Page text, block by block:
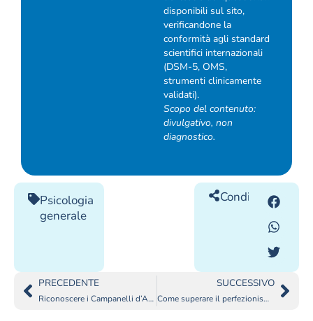
disponibili sul sito,
verificandone la
conformità agli standard
scientifici internazionali
(DSM-5, OMS,
strumenti clinicamente
validati).
Scopo del contenuto:
divulgativo, non
diagnostico.
Psicologia
generale
Condividilo
PRECEDENTE
Riconoscere i Campanelli d’Allarme dei Disturbi Alimentari
SUCCESSIVO
Come superare il perfezionismo negli ADHD?